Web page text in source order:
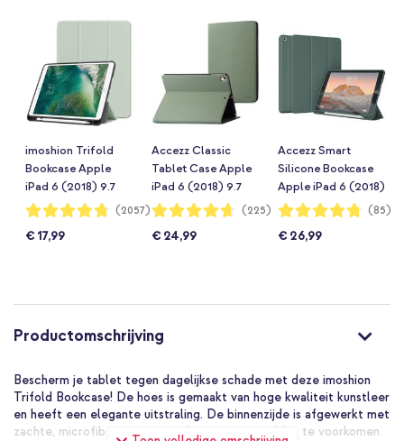
imoshion Trifold
Bookcase Apple
iPad 6 (2018) 9.7
inch / iPad 5 (2017)
(2014)/Air 1 (2013)
Waardering:
95%
(2057)
€ 17,99
Accezz Classic
Tablet Case Apple
iPad 6 (2018) 9.7
inch / iPad 5 (2017)
(2014)/Air 1 (2013)
Waardering:
93%
(225)
€ 24,99
Accezz Smart
Silicone Bookcase
Apple iPad 6 (2018)
9.7 inch / iPad 5
Donkergroen
Waardering:
95%
(85)
€ 26,99
Productomschrijving
Bescherm je tablet tegen dagelijkse schade met deze imoshion
Trifold Bookcase! De hoes is gemaakt van hoge kwaliteit kunstleer
en heeft een elegante uitstraling. De binnenzijde is afgewerkt met
zachte, microfiber voering om krassen op je tablet te voorkomen.